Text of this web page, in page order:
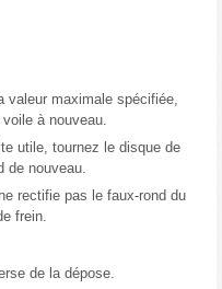
valeur maximale spécifiée,
à nouveau.
utile, tournez le disque de
de nouveau.
rectifie pas le faux-rond du
frein.
de la dépose.